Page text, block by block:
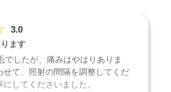
3.0
ます
でしたが、痛みはやはりありま
せて、照射の間隔を調整してくだ
してくださいました。